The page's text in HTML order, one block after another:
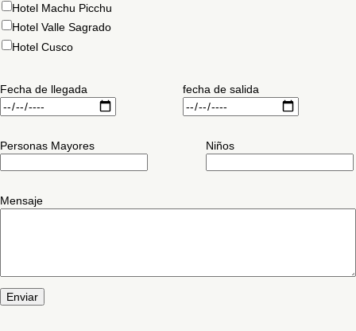
Hotel Machu Picchu
Hotel Valle Sagrado
Hotel Cusco
Fecha de llegada fecha de salida
Personas Mayores Niños
Mensaje